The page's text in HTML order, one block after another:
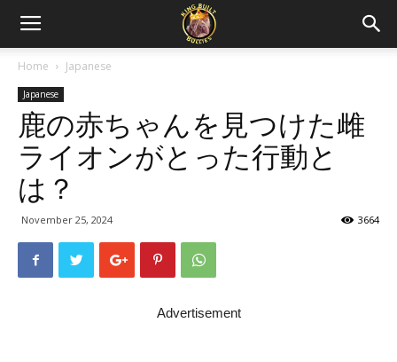
Home Japanese
Japanese
鹿の赤ちゃんを見つけた雌
ライオンがとった行動と
は？
November 25, 2024 3664
Advertisement